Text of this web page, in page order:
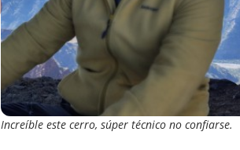
Increíble este cerro, súper técnico no confiarse.